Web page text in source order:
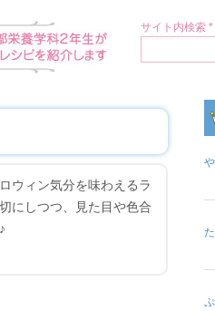
サイト内検索 *
ウィン気分を味わえるラ
にしつつ、見た目や色合